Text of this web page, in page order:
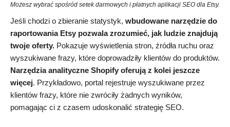
Możesz wybrać spośród setek darmowych i płatnych aplikacji SEO dla Etsy.
Jeśli chodzi o zbieranie statystyk, wbudowane narzędzie do
raportowania Etsy pozwala zrozumieć, jak ludzie znajdują
twoje oferty. Pokazuje wyświetlenia stron, źródła ruchu oraz
wyszukiwane frazy, które doprowadziły klientów do produktów.
Narzędzia analityczne Shopify oferują z kolei jeszcze
więcej. Przykładowo, portal rejestruje wyszukiwane przez
klientów frazy, które nie zwróciły żadnych wyników,
pomagając ci z czasem udoskonalić strategię SEO.